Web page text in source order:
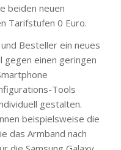
beiden neuen
Tarifstufen 0 Euro.
Besteller ein neues
gegen einen geringen
Tools
gestalten.
beispielsweise die
das Armband nach